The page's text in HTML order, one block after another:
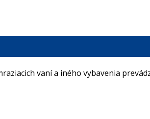
vaní a iného vybavenia